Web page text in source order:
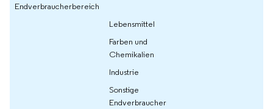
Endverbraucherbereich
Lebensmittel
Farben und
Chemikalien
Industrie
Sonstige
Endverbraucher